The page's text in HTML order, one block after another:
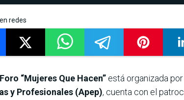
redes
“Mujeres Que Hacen” está organizada por
y Profesionales (Apep), cuenta con el